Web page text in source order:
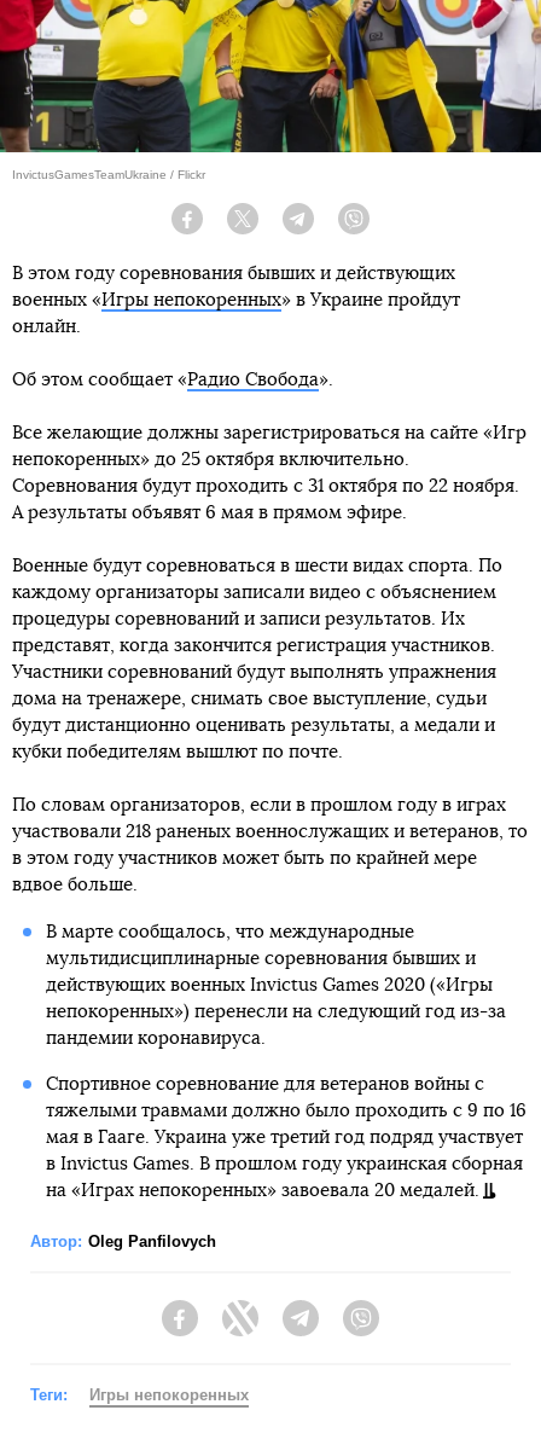
InvictusGamesTeamUkraine / Flickr
Facebook Twitter Telegram
В этом году соревнования бывших и действующих
военных «Игры непокоренных» в Украине пройдут
онлайн.
Об этом сообщает «Радио Свобода».
Все желающие должны зарегистрироваться на сайте «Игр
непокоренных» до 25 октября включительно.
Соревнования будут проходить с 31 октября по 22 ноября.
А результаты объявят 6 мая в прямом эфире.
Военные будут соревноваться в шести видах спорта. По
каждому организаторы записали видео с объяснением
процедуры соревнований и записи результатов. Их
представят, когда закончится регистрация участников.
Участники соревнований будут выполнять упражнения
дома на тренажере, снимать свое выступление, судьи
будут дистанционно оценивать результаты, а медали и
кубки победителям вышлют по почте.
По словам организаторов, если в прошлом году в играх
участвовали 218 раненых военнослужащих и ветеранов, то
в этом году участников может быть по крайней мере
вдвое больше.
В марте сообщалось, что международные
мультидисциплинарные соревнования бывших и
действующих военных Invictus Games 2020 («Игры
непокоренных») перенесли на следующий год из-за
пандемии коронавируса.
Спортивное соревнование для ветеранов войны с
тяжелыми травмами должно было проходить с 9 по 16
мая в Гааге. Украина уже третий год подряд участвует
в Invictus Games. В прошлом году украинская сборная
на «Играх непокоренных» завоевала 20 медалей.
Автор: Oleg Panfilovych
FacebookTwitter Telegram
Теги: Игры непокоренных